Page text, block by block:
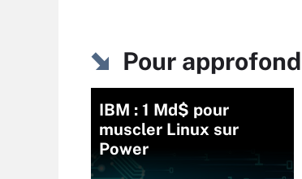
Pour
IBM : 1 Md$ pour
muscler Linux sur
Power